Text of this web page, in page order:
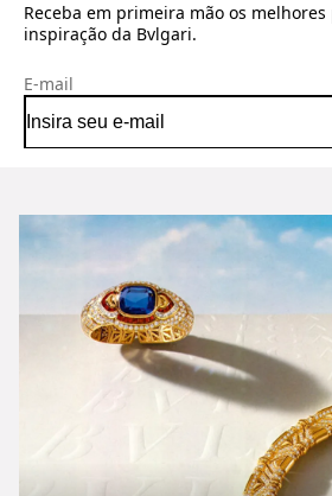
Receba em primeira mão os
inspiração da Bvlgari.
E-mail